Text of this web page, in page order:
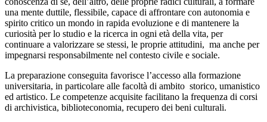
una mente duttile, flessibile, capace di affrontare con autonomia e
spirito critico un mondo in rapida evoluzione e di mantenere la
curiosità per lo studio e la ricerca in ogni età della vita, per
continuare a valorizzare se stessi, le proprie attitudini, ma anche per
impegnarsi responsabilmente nel contesto civile e sociale.
La preparazione conseguita favorisce l’accesso alla formazione
universitaria, in particolare alle facoltà di ambito storico, umanistico
ed artistico. Le competenze acquisite facilitano la frequenza di corsi
di archivistica, biblioteconomia, recupero dei beni culturali.